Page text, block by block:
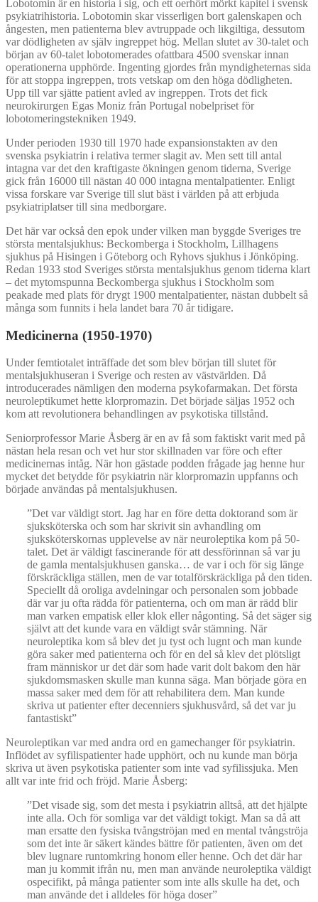
Lobotomin är en historia i sig, och ett oerhört mörkt kapitel i svensk
psykiatrihistoria. Lobotomin skar visserligen bort galenskapen och
ångesten, men patienterna blev avtruppade och likgiltiga, dessutom
var dödligheten av själv ingreppet hög. Mellan slutet av 30-talet och
början av 60-talet lobotomerades ofattbara 4500 svenskar innan
operationerna upphörde. Ingenting gjordes från myndigheternas sida
för att stoppa ingreppen, trots vetskap om den höga dödligheten.
Upp till var sjätte patient avled av ingreppen. Trots det fick
neurokirurgen Egas Moniz från Portugal nobelpriset för
lobotomeringstekniken 1949.
Under perioden 1930 till 1970 hade expansionstakten av den
svenska psykiatrin i relativa termer slagit av. Men sett till antal
intagna var det den kraftigaste ökningen genom tiderna, Sverige
gick från 16000 till nästan 40 000 intagna mentalpatienter. Enligt
vissa forskare var Sverige till slut bäst i världen på att erbjuda
psykiatriplatser till sina medborgare.
Det här var också den epok under vilken man byggde Sveriges tre
största mentalsjukhus: Beckomberga i Stockholm, Lillhagens
sjukhus på Hisingen i Göteborg och Ryhovs sjukhus i Jönköping.
Redan 1933 stod Sveriges största mentalsjukhus genom tiderna klart
‒ det mytomspunna Beckomberga sjukhus i Stockholm som
peakade med plats för drygt 1900 mentalpatienter, nästan dubbelt så
många som funnits i hela landet bara 70 år tidigare.
Medicinerna (1950-1970)
Under femtiotalet inträffade det som blev början till slutet för
mentalsjukhuseran i Sverige och resten av västvärlden. Då
introducerades nämligen den moderna psykofarmakan. Det första
neuroleptikumet hette klorpromazin. Det började säljas 1952 och
kom att revolutionera behandlingen av psykotiska tillstånd.
Seniorprofessor Marie Åsberg är en av få som faktiskt varit med på
nästan hela resan och vet hur stor skillnaden var före och efter
medicinernas intåg. När hon gästade podden frågade jag henne hur
mycket det betydde för psykiatrin när klorpromazin uppfanns och
började användas på mentalsjukhusen.
”Det var väldigt stort. Jag har en före detta doktorand som är
sjuksköterska och som har skrivit sin avhandling om
sjuksköterskornas upplevelse av när neuroleptika kom på 50-
talet. Det är väldigt fascinerande för att dessförinnan så var ju
de gamla mentalsjukhusen ganska… de var i och för sig länge
förskräckliga ställen, men de var totalförskräckliga på den tiden.
Speciellt då oroliga avdelningar och personalen som jobbade
där var ju ofta rädda för patienterna, och om man är rädd blir
man varken empatisk eller klok eller någonting. Så det säger sig
självt att det kunde vara en väldigt svår stämning. När
neuroleptika kom så blev det ju tyst och lugnt och man kunde
göra saker med patienterna och för en del så klev det plötsligt
fram människor ur det där som hade varit dolt bakom den här
sjukdomsmasken skulle man kunna säga. Man började göra en
massa saker med dem för att rehabilitera dem. Man kunde
skriva ut patienter efter decenniers sjukhusvård, så det var ju
fantastiskt”
Neuroleptikan var med andra ord en gamechanger för psykiatrin.
Inflödet av syfilispatienter hade upphört, och nu kunde man börja
skriva ut även psykotiska patienter som inte vad syfilissjuka. Men
allt var inte frid och fröjd. Marie Åsberg:
”Det visade sig, som det mesta i psykiatrin alltså, att det hjälpte
inte alla. Och för somliga var det väldigt tokigt. Man sa då att
man ersatte den fysiska tvångströjan med en mental tvångströja
som det inte är säkert kändes bättre för patienten, även om det
blev lugnare runtomkring honom eller henne. Och det där har
man ju kommit ifrån nu, men man använde neuroleptika väldigt
ospecifikt, på många patienter som inte alls skulle ha det, och
man använde det i alldeles för höga doser”